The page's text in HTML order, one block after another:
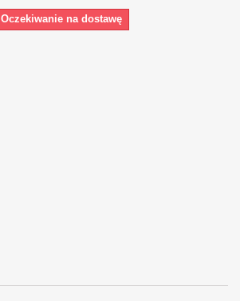
Oczekiwanie na dostawę